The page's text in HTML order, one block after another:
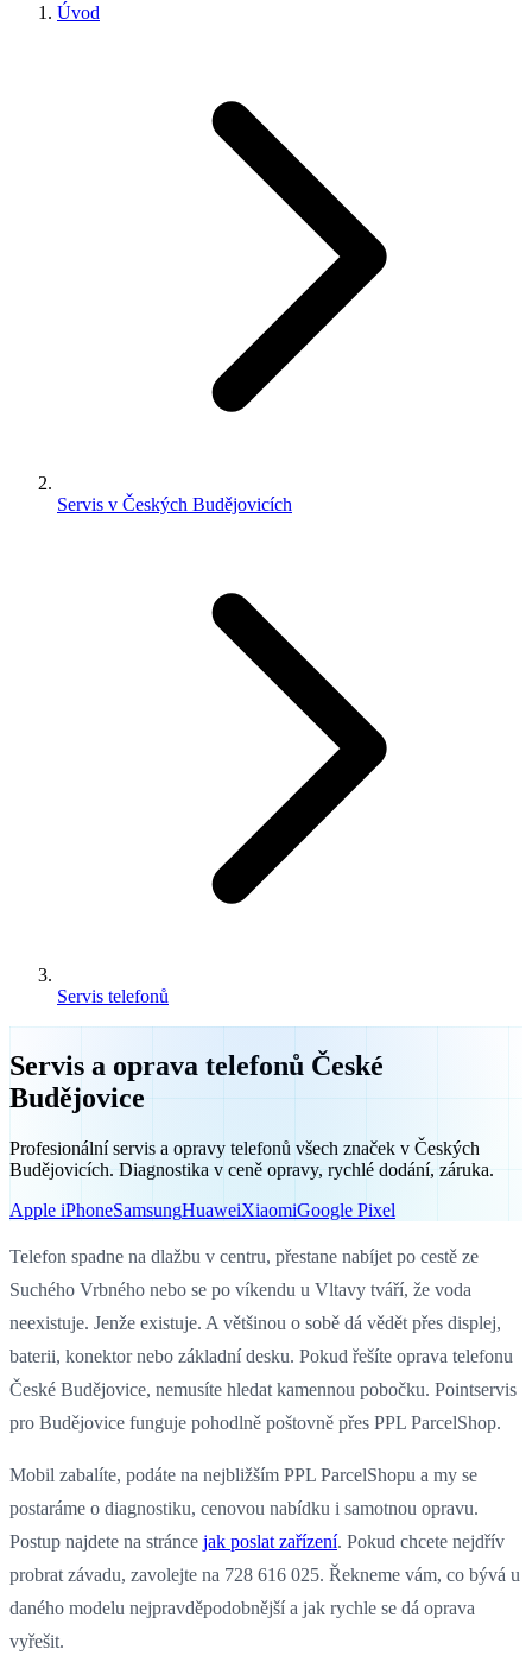
Úvod
Servis v Českých Budějovicích
Servis telefonů
Servis a oprava telefonů České
Budějovice
Profesionální servis a opravy telefonů všech značek v Českých
Budějovicích. Diagnostika v ceně opravy, rychlé dodání, záruka.
Apple iPhoneSamsungHuaweiXiaomiGoogle Pixel
Telefon spadne na dlažbu v centru, přestane nabíjet po cestě ze
Suchého Vrbného nebo se po víkendu u Vltavy tváří, že voda
neexistuje. Jenže existuje. A většinou o sobě dá vědět přes displej,
baterii, konektor nebo základní desku. Pokud řešíte oprava telefonu
České Budějovice, nemusíte hledat kamennou pobočku. Pointservis
pro Budějovice funguje pohodlně poštovně přes PPL ParcelShop.
Mobil zabalíte, podáte na nejbližším PPL ParcelShopu a my se
postaráme o diagnostiku, cenovou nabídku i samotnou opravu.
Postup najdete na stránce jak poslat zařízení. Pokud chcete nejdřív
probrat závadu, zavolejte na 728 616 025. Řekneme vám, co bývá u
daného modelu nejpravděpodobnější a jak rychle se dá oprava
vyřešit.